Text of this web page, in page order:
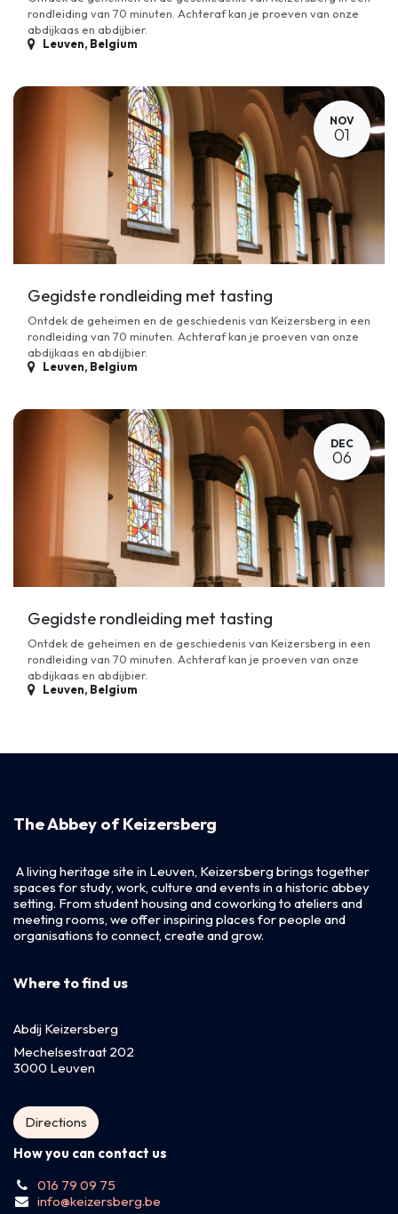
rondleiding van 70 minuten. Achteraf kan je proeven van onze
abdijkaas en abdijbier.
Leuven, Belgium
NOV
01
Gegidste rondleiding met tasting
Ontdek de geheimen en de geschiedenis van Keizersberg in een
rondleiding van 70 minuten. Achteraf kan je proeven van onze
abdijkaas en abdijbier.
Leuven, Belgium
DEC
06
Gegidste rondleiding met tasting
Ontdek de geheimen en de geschiedenis van Keizersberg in een
rondleiding van 70 minuten. Achteraf kan je proeven van onze
abdijkaas en abdijbier.
Leuven, Belgium
The Abbey of Keizersberg
A living heritage site in Leuven, Keizersberg brings together
spaces for study, work, culture and events in a historic abbey
setting. From student housing and coworking to ateliers and
meeting rooms, we offer inspiring places for people and
organisations to connect, create and grow.
Where to find us
Abdij Keizersberg
Mechelsestraat 202
3000 Leuven
Directions
How you can contact us
016 79 09 75
info@keizersberg.be